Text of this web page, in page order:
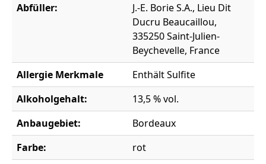
Abfüller:
J.-E. Borie S.A., Lieu Dit
Ducru Beaucaillou,
335250 Saint-Julien-
Beychevelle, France
Allergie Merkmale
Enthält Sulfite
Alkoholgehalt:
13,5 % vol.
Anbaugebiet:
Bordeaux
Farbe:
rot